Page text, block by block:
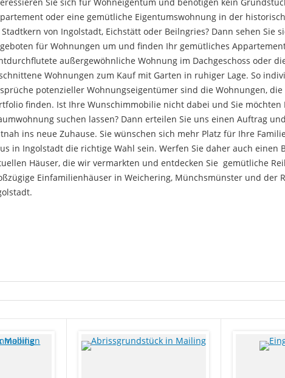
oder eine gemütliche Eigentumswohnung in der
von Ingolstadt, Eichstätt oder Beilngries? Dann sehen Sie
für Wohnungen um und finden Ihr gemütliches
außergewöhnliche Wohnung im Dachgeschoss oder
Wohnungen zum Kauf mit Garten in ruhiger Lage. So
potenzieller Wohnungseigentümer sind die Wohnungen, die
finden. Ist Ihre Wunschimmobilie nicht dabei und Sie möchten
suchen lassen? Dann erteilen Sie uns einen Auftrag
ins neue Zuhause. Sie wünschen sich mehr Platz für Ihre
in Ingolstadt die richtige Wahl sein. Werfen Sie daher auch einen
Häuser, die wir vermarkten und entdecken Sie gemütliche
Einfamilienhäuser in Weichering, Münchsmünster und der